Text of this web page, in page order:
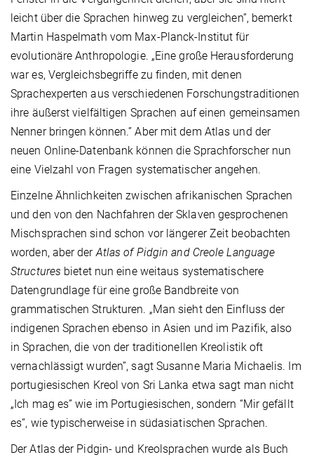
leicht über die Sprachen hinweg zu vergleichen”, bemerkt
Martin Haspelmath vom Max-Planck-Institut für
evolutionäre Anthropologie. „Eine große Herausforderung
war es, Vergleichsbegriffe zu finden, mit denen
Sprachexperten aus verschiedenen Forschungstraditionen
ihre äußerst vielfältigen Sprachen auf einen gemeinsamen
Nenner bringen können.” Aber mit dem Atlas und der
neuen Online-Datenbank können die Sprachforscher nun
eine Vielzahl von Fragen systematischer angehen.
Einzelne Ähnlichkeiten zwischen afrikanischen Sprachen
und den von den Nachfahren der Sklaven gesprochenen
Mischsprachen sind schon vor längerer Zeit beobachten
worden, aber derAtlas of Pidgin and Creole Language
Structures bietet nun eine weitaus systematischere
Datengrundlage für eine große Bandbreite von
grammatischen Strukturen. „Man sieht den Einfluss der
indigenen Sprachen ebenso in Asien und im Pazifik, also
in Sprachen, die von der traditionellen Kreolistik oft
vernachlässigt wurden”, sagt Susanne Maria Michaelis. Im
portugiesischen Kreol von Sri Lanka etwa sagt man nicht
„Ich mag es” wie im Portugiesischen, sondern “Mir gefällt
es”, wie typischerweise in südasiatischen Sprachen.
Der Atlas der Pidgin- und Kreolsprachen wurde als Buch